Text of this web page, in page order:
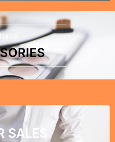
SALES